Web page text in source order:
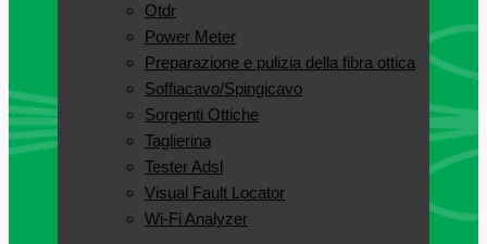
Otdr
Power Meter
Preparazione e pulizia della fibra ottica
Soffiacavo/Spingicavo
Sorgenti Ottiche
Taglierina
Tester Adsl
Visual Fault Locator
Wi-Fi Analyzer